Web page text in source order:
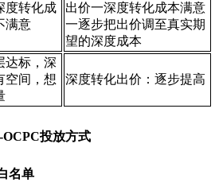
度转化成
满意
出价一深度转化成本满意
一逐步把出价调至真实期
望的深度成本
达标，深
空间，想
深度转化出价：逐步提高
投放方式
名单